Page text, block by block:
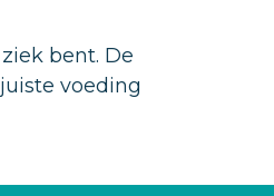
bent. De
voeding